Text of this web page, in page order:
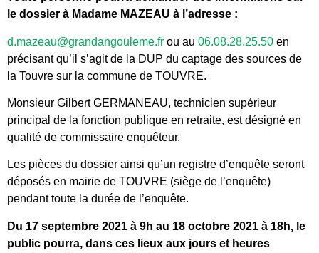
le dossier à Madame MAZEAU à l’adresse :
d.mazeau@grandangouleme.fr ou au 06.08.28.25.50 en
précisant qu’il s’agit de la DUP du captage des sources de
la Touvre sur la commune de TOUVRE.
Monsieur Gilbert GERMANEAU, technicien supérieur
principal de la fonction publique en retraite, est désigné en
qualité de commissaire enquêteur.
Les pièces du dossier ainsi qu’un registre d’enquête seront
déposés en mairie de TOUVRE (siège de l’enquête)
pendant toute la durée de l’enquête.
Du 17 septembre 2021 à 9h au 18 octobre 2021 à 18h, le
public pourra, dans ces lieux aux jours et heures